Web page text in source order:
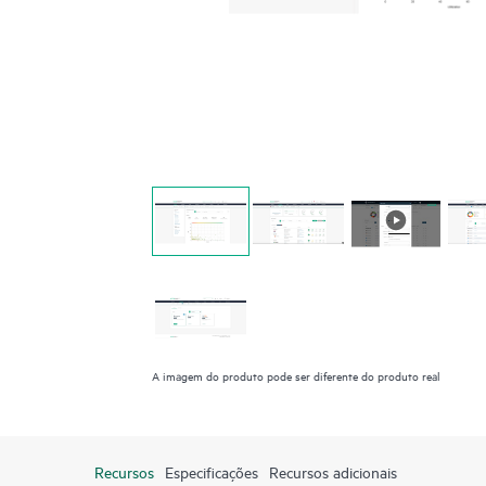
A imagem do produto pode ser diferente do produto real
Recursos Especificações Recursos adicionais